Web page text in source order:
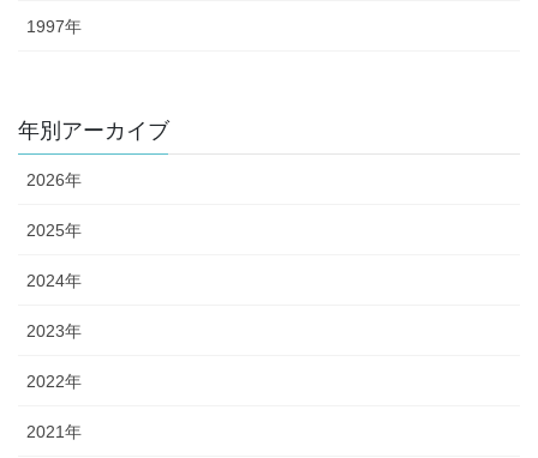
1997年
年別アーカイブ
2026年
2025年
2024年
2023年
2022年
2021年